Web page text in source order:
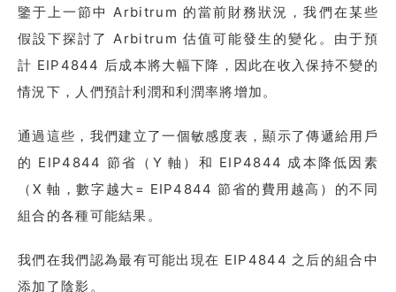
鑒于上一節中 Arbitrum 的當前財務狀況，我們在某些
假設下探討了 Arbitrum 估值可能發生的變化。由于預
計 EIP4844 后成本將大幅下降，因此在收入保持不變的
情況下，人們預計利潤和利潤率將增加。
通過這些，我們建立了一個敏感度表，顯示了傳遞給用戶
的 EIP4844 節省（Y 軸）和 EIP4844 成本降低因素
（X 軸，數字越大= EIP4844 節省的費用越高）的不同
組合的各種可能結果。
我們在我們認為最有可能出現在 EIP4844 之后的組合中
添加了陰影。